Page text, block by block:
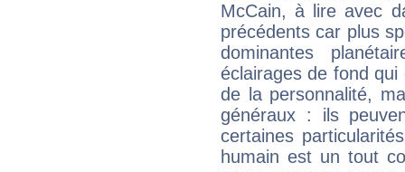
McCain, à lire avec
précédents car plus
dominantes
éclairages de fond
de la personnalité,
généraux : ils
certaines
humain est un tout